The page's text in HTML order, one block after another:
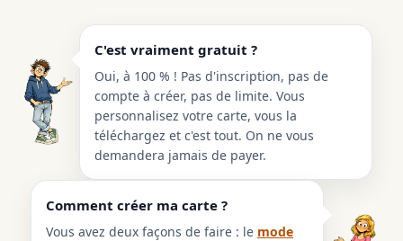
C'est vraiment gratuit ?
Oui, à 100 % ! Pas d'inscription, pas de
compte à créer, pas de limite. Vous
personnalisez votre carte, vous la
téléchargez et c'est tout. On ne vous
demandera jamais de payer.
Comment créer ma carte ?
Vous avez deux façons de faire : le mode